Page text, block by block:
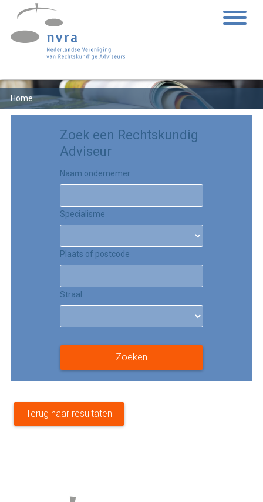
Home
Zoek een Rechtskundig
Adviseur
Naam ondernemer
Specialisme
Plaats of postcode
Straal
Zoeken
Terug naar resultaten